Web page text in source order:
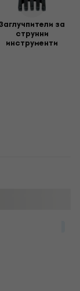
за
струнни
инструменти